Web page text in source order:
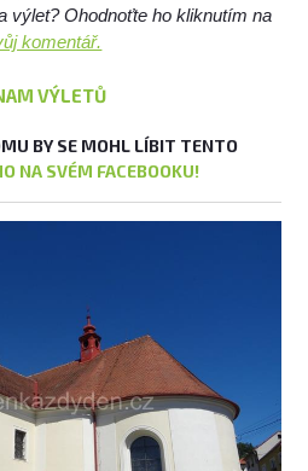
výlet? Ohodnoťte ho kliknutím na
komentář.
VÝLETŮ
BY SE MOHL LÍBIT TENTO
NA SVÉM FACEBOOKU!